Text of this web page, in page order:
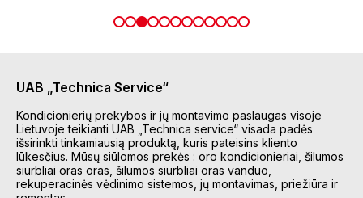
UAB „Technica Service“
Kondicionierių prekybos ir jų montavimo paslaugas visoje
Lietuvoje teikianti UAB „Technica service“ visada padės
išsirinkti tinkamiausią produktą, kuris pateisins kliento
lūkesčius. Mūsų siūlomos prekės : oro kondicionieriai, šilumos
siurbliai oras oras, šilumos siurbliai oras vanduo,
rekuperacinės vėdinimo sistemos, jų montavimas, priežiūra ir